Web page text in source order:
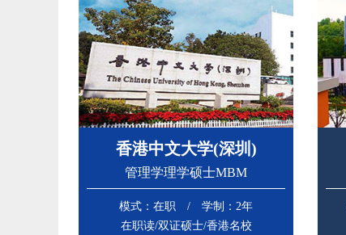
香港中文大学(深圳)
管理学理学硕士MBM
模式：在职 / 学制：2年
在职读/双证硕士/香港名校